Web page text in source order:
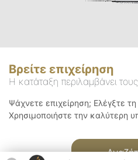
Βρείτε επιχείρηση
Η κατάταξη περιλαμβάνει
Ψάχνετε επιχείρηση; Ελέγξτε
Χρησιμοποιήστε την καλύτερη